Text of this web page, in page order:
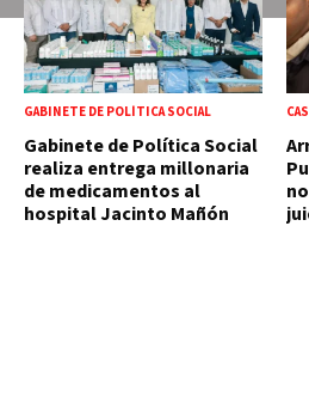
GABINETE DE POLÍTICA SOCIAL
Gabinete de Política Social
realiza entrega millonaria
de medicamentos al
hospital Jacinto Mañón